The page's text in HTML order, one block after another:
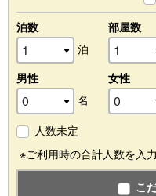
泊数
泊
部屋数
男性
名
女性
人数未定
※ご利用時の合計人数を入
こ